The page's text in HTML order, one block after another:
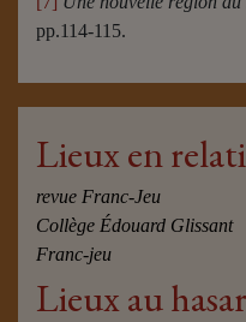
pp.114-115.
Lieux en
revue Franc-Jeu
Collège Édouard Glissant
Franc-jeu
Lieux au